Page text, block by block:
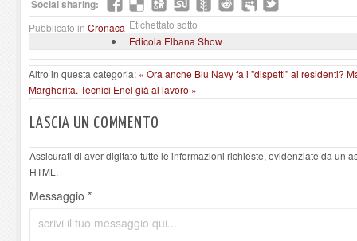
Social sharing:
Pubblicato in Cronaca Etichettato sotto
Edicola Elbana Show
Altro in questa categoria: « Ora anche Blu Navy fa i "dispetti" ai residenti?
Margherita. Tecnici Enel già al lavoro »
LASCIA UN COMMENTO
Assicurati di aver digitato tutte le informazioni richieste, evidenziate da un
HTML.
Messaggio *